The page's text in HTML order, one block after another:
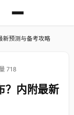
新预测与备考攻略
718
？内附最新